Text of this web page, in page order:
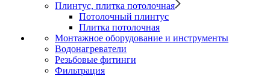
Плинтус, плитка потолочная
Потолочный плинтус
Плитка потолочная
Монтажное оборудование и инструменты
Водонагреватели
Резьбовые фитинги
Фильтрация